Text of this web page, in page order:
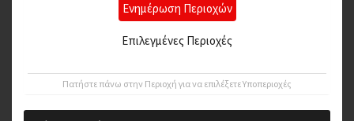
Ενημέρωση Περιοχών
Επιλεγμένες Περιοχές
Πατήστε πάνω στην Περιοχή για να επιλέξετε Υποπεριοχές